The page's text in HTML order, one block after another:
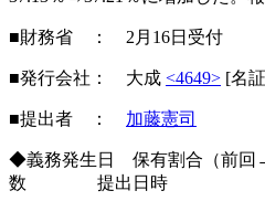
■財務省 ： 2月16日受付
■発行会社： 大成 <4649> [名
■提出者 ： 加藤憲司
◆義務発生日 保有割合（
数 提出日時